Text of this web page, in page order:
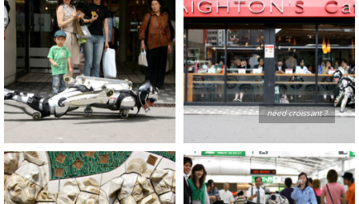
need croissant ?